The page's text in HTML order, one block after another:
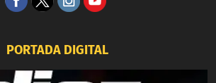
PORTADA DIGITAL